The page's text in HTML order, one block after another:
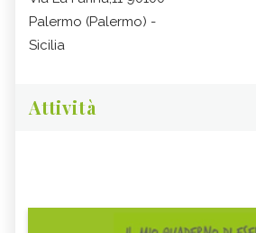
Palermo (Palermo) -
Sicilia
Attività